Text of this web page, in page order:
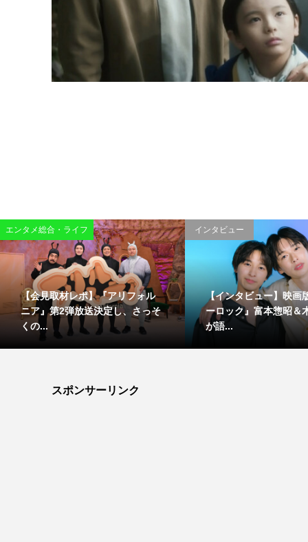
エンタメ総合・ライフ
【会見取材レポ】『アリフォル
ニア』第2弾放送決定し、さっそ
くの...
インタビュー
【インタビュー】映画
ーロック』富本惣昭＆
が語...
スポンサーリンク